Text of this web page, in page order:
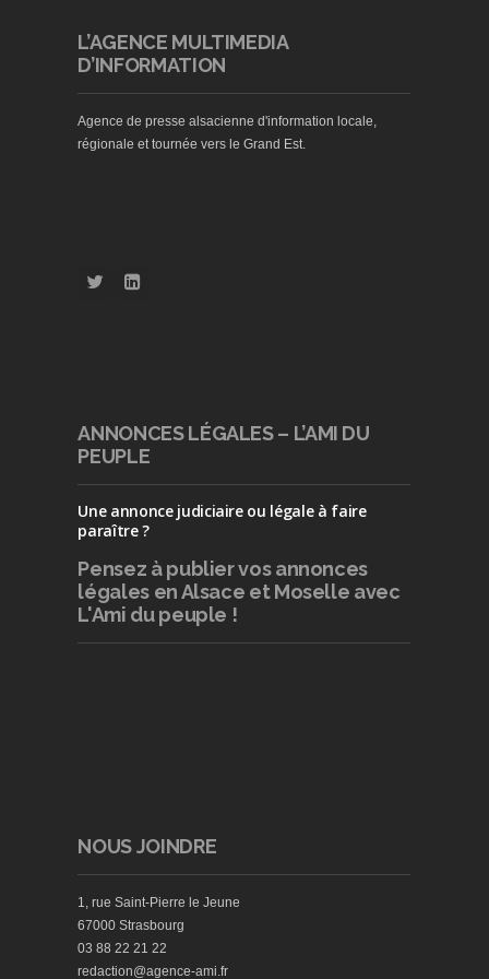
L’AGENCE MULTIMEDIA
D’INFORMATION
Agence de presse alsacienne d'information locale,
régionale et tournée vers le Grand Est.
ANNONCES LÉGALES – L’AMI DU
PEUPLE
Une annonce judiciaire ou légale à faire
paraître ?
Pensez à publiervos annonces
légales en Alsace et Moselle avec
L'Ami du peuple !
NOUS JOINDRE
1, rue Saint-Pierre le Jeune
67000 Strasbourg
03 88 22 21 22
redaction@agence-ami.fr